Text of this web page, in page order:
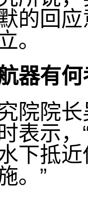
的回
。
器有
院院
表示
下抵
。”